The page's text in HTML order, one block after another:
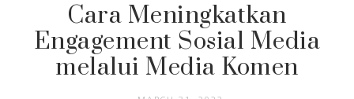
Cara Meningkatkan
Engagement Sosial Media
melalui Media Komen